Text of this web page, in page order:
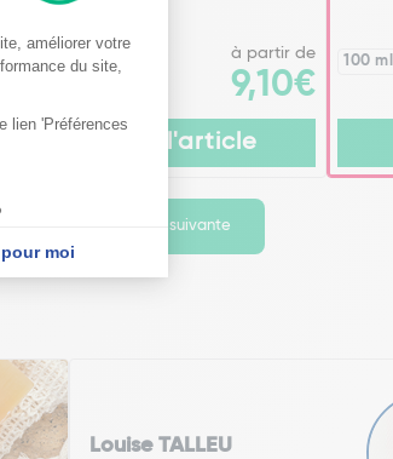
200 ml 400 ml
à partir de
9,10€
Voir l'article
100 ml
Page suivante
Louise TALLEU